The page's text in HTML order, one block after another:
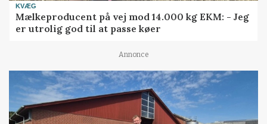
KVÆG
Mælkeproducent på vej mod 14.000 kg EKM: - Jeg
er utrolig god til at passe køer
Annonce